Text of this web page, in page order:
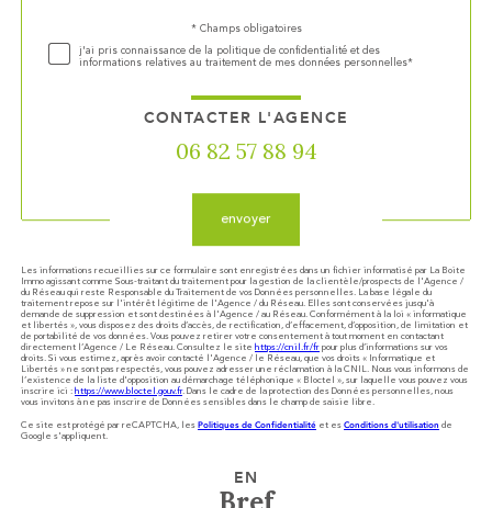
* Champs obligatoires
j'ai pris connaissance de la politique de confidentialité et des
informations relatives au traitement de mes données personnelles*
CONTACTER L'AGENCE
06 82 57 88 94
envoyer
Les informations recueillies sur ce formulaire sont enregistrées dans un fichier informatisé par La Boite
Immo agissant comme Sous-traitant du traitement pour la gestion de la clientèle/prospects de l'Agence /
du Réseau qui reste Responsable du Traitement de vos Données personnelles. La base légale du
traitement repose sur l'intérêt légitime de l'Agence / du Réseau. Elles sont conservées jusqu'à
demande de suppression et sont destinées à l'Agence / au Réseau. Conformément à la loi « informatique
et libertés », vous disposez des droits d’accès, de rectification, d’effacement, d’opposition, de limitation et
de portabilité de vos données. Vous pouvez retirer votre consentement à tout moment en contactant
directement l’Agence / Le Réseau. Consultez le site https://cnil.fr/fr pour plus d’informations sur vos
droits. Si vous estimez, après avoir contacté l'Agence / le Réseau, que vos droits « Informatique et
Libertés » ne sont pas respectés, vous pouvez adresser une réclamation à la CNIL. Nous vous informons de
l’existence de la liste d'opposition au démarchage téléphonique « Bloctel », sur laquelle vous pouvez vous
inscrire ici : https://www.bloctel.gouv.fr. Dans le cadre de la protection des Données personnelles, nous
vous invitons à ne pas inscrire de Données sensibles dans le champ de saisie libre.
Ce site est protégé par reCAPTCHA, les Politiques de Confidentialité et es Conditions d'utilisation de
Google s'appliquent.
EN